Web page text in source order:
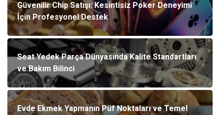
Güvenilir Chip Satışı: Kesintisiz Poker Deneyimi
İçin Profesyonel Destek
Seat Yedek Parça Dünyasında Kalite Standartları
ve Bakım Bilinci
Evde Ekmek Yapmanın Püf Noktaları ve Temel